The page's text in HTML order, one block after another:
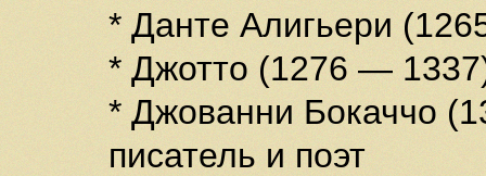
* Данте Алигьери
* Джотто (1276 —
* Джованни Бокаччо
писатель и поэт